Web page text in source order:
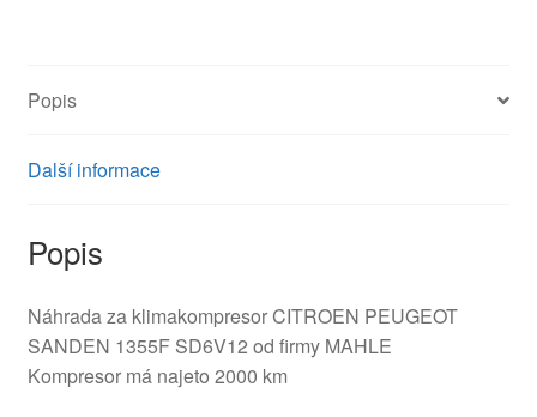
Popis
Další informace
Popis
Náhrada za klimakompresor CITROEN PEUGEOT
SANDEN 1355F SD6V12 od firmy MAHLE
Kompresor má najeto 2000 km